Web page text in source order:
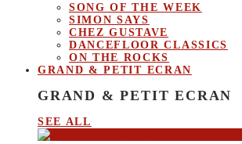
SONG OF THE WEEK
SIMON SAYS
CHEZ GUSTAVE
DANCEFLOOR CLASSICS
ON THE ROCKS
GRAND & PETIT ECRAN
GRAND & PETIT ECRAN
SEE ALL